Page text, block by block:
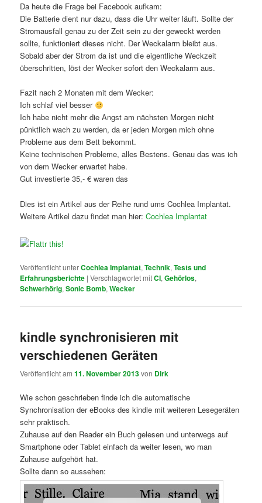
Da heute die Frage bei Facebook aufkam:
Die Batterie dient nur dazu, dass die Uhr weiter läuft. Sollte der
Stromausfall genau zu der Zeit sein zu der geweckt werden
sollte, funktioniert dieses nicht. Der Weckalarm bleibt aus.
Sobald aber der Strom da ist und die eigentliche Weckzeit
überschritten, löst der Wecker sofort den Weckalarm aus.
Fazit nach 2 Monaten mit dem Wecker:
Ich schlaf viel besser
Ich habe nicht mehr die Angst am nächsten Morgen nicht
pünktlich wach zu werden, da er jeden Morgen mich ohne
Probleme aus dem Bett bekommt.
Keine technischen Probleme, alles Bestens. Genau das was ich
von dem Wecker erwartet habe.
Gut investierte 35,- € waren das
Dies ist ein Artikel aus der Reihe rund ums Cochlea Implantat.
Weitere Artikel dazu findet man hier:Cochlea Implantat
Veröffentlicht unterCochlea Implantat,Technik,Tests und
Erfahrungsberichte |Verschlagwortet mitCI,Gehörlos,
Schwerhörig,Sonic Bomb,Wecker
kindle synchronisieren mit
verschiedenen Geräten
Veröffentlicht am11. November 2013von Dirk
Wie schon geschrieben finde ich die automatische
Synchronisation der eBooks des kindle mit weiteren Lesegeräten
sehr praktisch.
Zuhause auf den Reader ein Buch gelesen und unterwegs auf
Smartphone oder Tablet einfach da weiter lesen, wo man
Zuhause aufgehört hat.
Sollte dann so aussehen: